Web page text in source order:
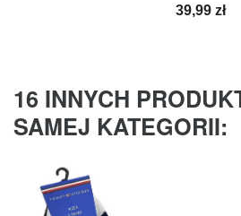
Cena
39,99 zł
16 INNYCH
SAMEJ KATEGORII: